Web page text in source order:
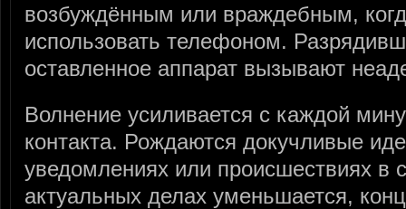
возбуждённым или враждебным,
использовать телефоном.
оставленное аппарат вызывают
Волнение усиливается с каждой
контакта. Рождаются докучливые
уведомлениях или происшествиях в
актуальных делах уменьшается,